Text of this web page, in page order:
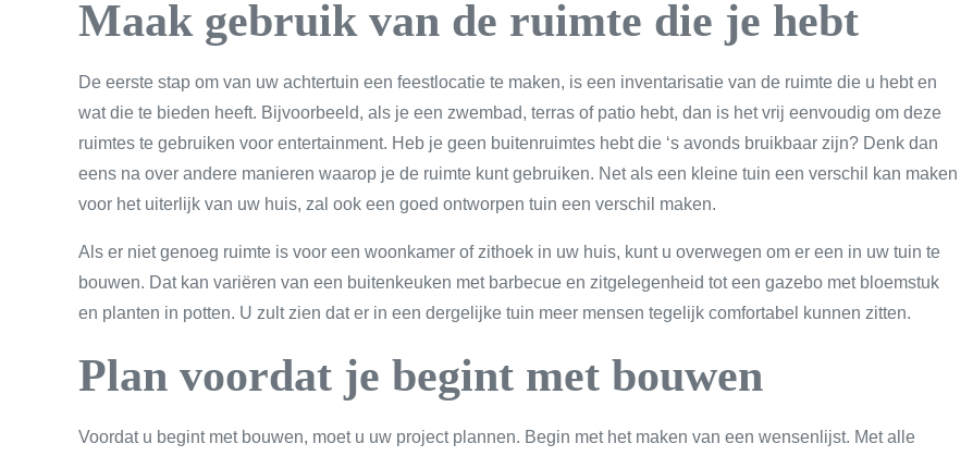
Maak gebruik van de ruimte die je hebt
De eerste stap om van uw achtertuin een feestlocatie te maken, is een inventarisatie van de ruimte die u hebt en
wat die te bieden heeft. Bijvoorbeeld, als je een zwembad, terras of patio hebt, dan is het vrij eenvoudig om deze
ruimtes te gebruiken voor entertainment. Heb je geen buitenruimtes hebt die ‘s avonds bruikbaar zijn? Denk dan
eens na over andere manieren waarop je de ruimte kunt gebruiken. Net als een kleine tuin een verschil kan maken
voor het uiterlijk van uw huis, zal ook een goed ontworpen tuin een verschil maken.
Als er niet genoeg ruimte is voor een woonkamer of zithoek in uw huis, kunt u overwegen om er een in uw tuin te
bouwen. Dat kan variëren van een buitenkeuken met barbecue en zitgelegenheid tot een gazebo met bloemstuk
en planten in potten. U zult zien dat er in een dergelijke tuin meer mensen tegelijk comfortabel kunnen zitten.
Plan voordat je begint met bouwen
Voordat u begint met bouwen, moet u uw project plannen. Begin met het maken van een wensenlijst. Met alle